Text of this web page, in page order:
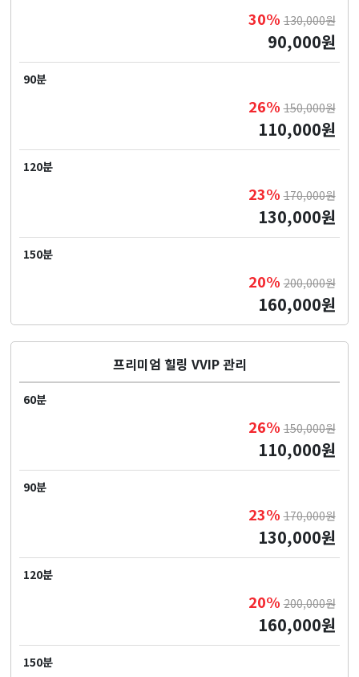
30% 130,000원
90,000원
90분
26% 150,000원
110,000원
120분
23% 170,000원
130,000원
150분
20% 200,000원
160,000원
프리미엄 힐링 VVIP 관리
60분
26% 150,000원
110,000원
90분
23% 170,000원
130,000원
120분
20% 200,000원
160,000원
150분